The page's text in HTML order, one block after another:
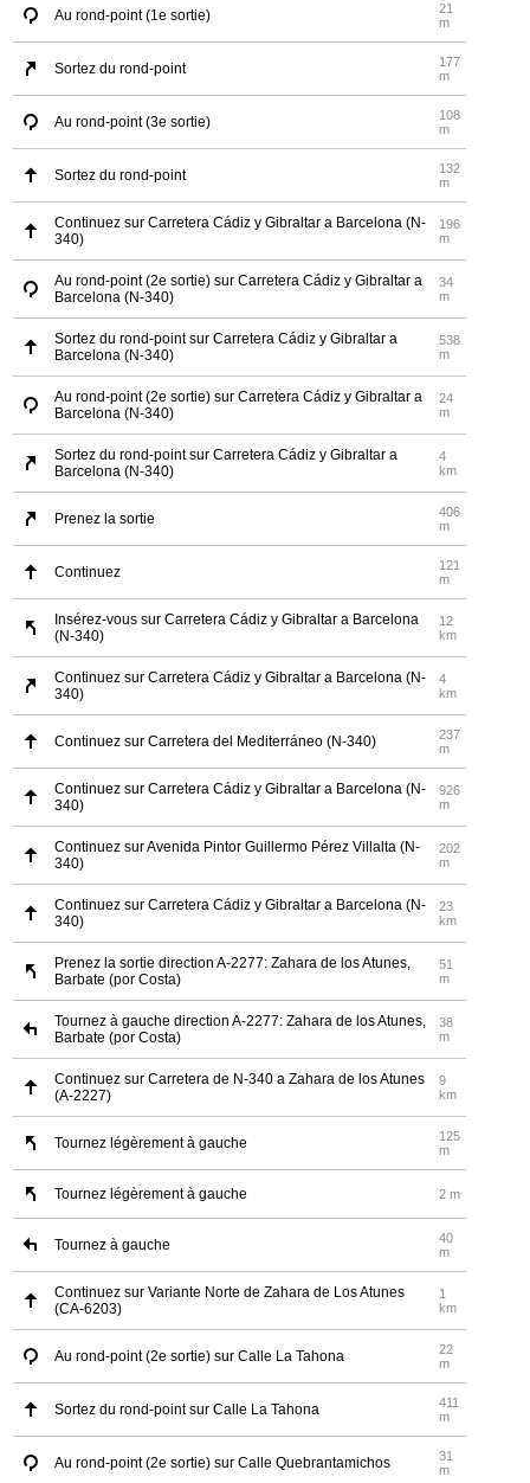
Au rond-point (1e sortie)
21
m
Sortez du rond-point
177
m
Au rond-point (3e sortie)
108
m
Sortez du rond-point
132
m
Continuez sur Carretera Cádiz y Gibraltar a Barcelona (N-
340)
196
m
Au rond-point (2e sortie) sur Carretera Cádiz y Gibraltar a
Barcelona (N-340)
34
m
Sortez du rond-point sur Carretera Cádiz y Gibraltar a
Barcelona (N-340)
538
m
Au rond-point (2e sortie) sur Carretera Cádiz y Gibraltar a
Barcelona (N-340)
24
m
Sortez du rond-point sur Carretera Cádiz y Gibraltar a
Barcelona (N-340)
4
km
Prenez la sortie
406
m
Continuez
121
m
Insérez-vous sur Carretera Cádiz y Gibraltar a Barcelona
(N-340)
12
km
Continuez sur Carretera Cádiz y Gibraltar a Barcelona (N-
340)
4
km
Continuez sur Carretera del Mediterráneo (N-340)
237
m
Continuez sur Carretera Cádiz y Gibraltar a Barcelona (N-
340)
926
m
Continuez sur Avenida Pintor Guillermo Pérez Villalta (N-
340)
202
m
Continuez sur Carretera Cádiz y Gibraltar a Barcelona (N-
340)
23
km
Prenez la sortie direction A-2277: Zahara de los Atunes,
Barbate (por Costa)
51
m
Tournez à gauche direction A-2277: Zahara de los Atunes,
Barbate (por Costa)
38
m
Continuez sur Carretera de N-340 a Zahara de los Atunes
(A-2227)
9
km
Tournez légèrement à gauche
125
m
Tournez légèrement à gauche 2 m
Tournez à gauche
40
m
Continuez sur Variante Norte de Zahara de Los Atunes
(CA-6203)
1
km
Au rond-point (2e sortie) sur Calle La Tahona
22
m
Sortez du rond-point sur Calle La Tahona
411
m
Au rond-point (2e sortie) sur Calle Quebrantamichos
31
m